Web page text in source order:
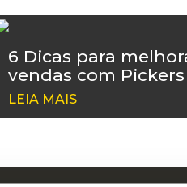
6 Dicas para
vendas com Pickers
LEIA MAIS